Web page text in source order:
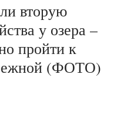
вторую
у озера –
пройти к
(ФОТО)